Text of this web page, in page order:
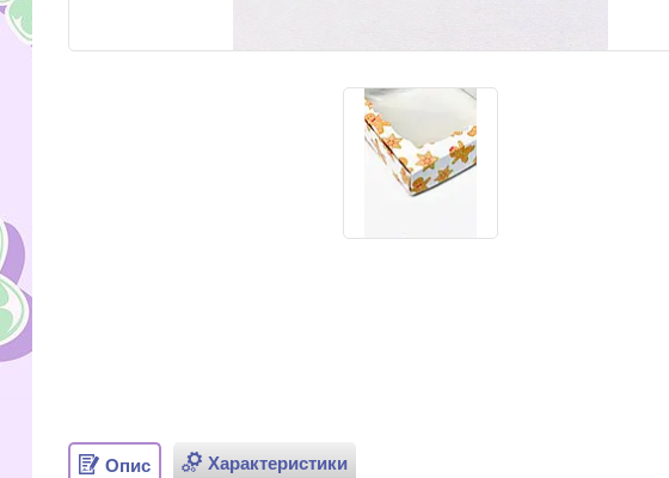
Опис Характеристики